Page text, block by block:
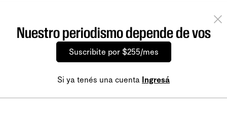
Nuestro periodismo depende de vos
Suscribite por $255/mes
Si ya tenés una cuenta Ingresá